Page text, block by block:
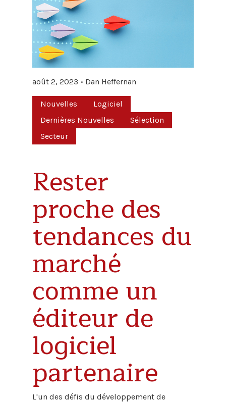
août 2, 2023 Dan Heffernan
Nouvelles
Logiciel
Dernières Nouvelles
Sélection
Secteur
Rester
proche des
tendances du
marché
comme un
éditeur de
logiciel
partenaire
L'un des défis du développement de